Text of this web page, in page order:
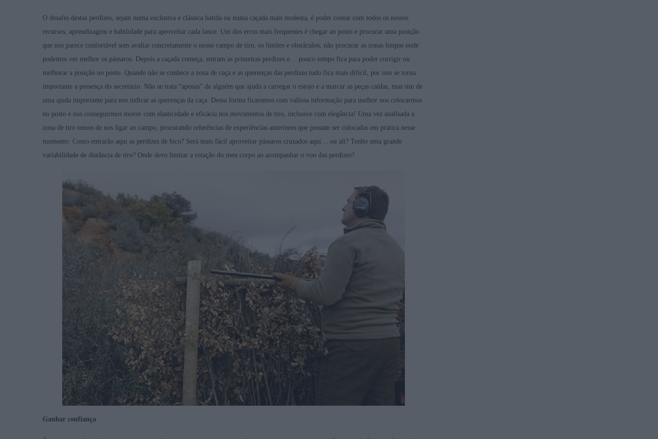
O desafio destas perdizes, sejam numa exclusiva e clássica batida ou numa caçada mais modesta, é poder contar com todos os nossos
recursos, aprendizagem e habilidade para aproveitar cada lance. Um dos erros mais frequentes é chegar ao posto e procurar uma posição
que nos parece confortável sem avaliar concretamente o nosso campo de tiro, os limites e obstáculos, não procurar as zonas limpas onde
podemos ver melhor os pássaros. Depois a caçada começa, entram as primeiras perdizes e… pouco tempo fica para poder corrigir ou
melhorar a posição no posto. Quando não se conhece a zona de caça e as querenças das perdizes tudo fica mais difícil, por isso se torna
importante a presença do secretário. Não se trata “apenas” de alguém que ajuda a carregar o estojo e a marcar as peças caídas, mas sim de
uma ajuda importante para nos indicar as querenças da caça. Dessa forma ficaremos com valiosa informação para melhor nos colocarmos
no posto e nos conseguirmos mover com elasticidade e eficácia nos movimentos de tiro, inclusive com elegância! Uma vez analisada a
zona de tiro temos de nos ligar ao campo, procurando referências de experiências anteriores que possam ser colocadas em prática nesse
momento: Como entrarão aqui as perdizes de bico? Será mais fácil aproveitar pássaros cruzados aqui… ou ali? Tenho uma grande
variabilidade de distância de tiro? Onde devo limitar a rotação do meu corpo ao acompanhar o voo das perdizes?
Ganhar confiança